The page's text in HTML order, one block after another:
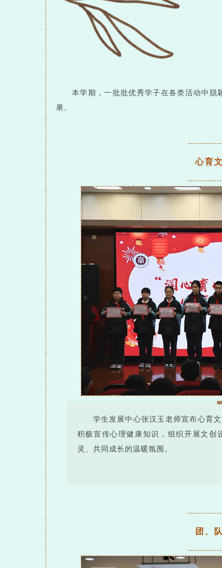
本学期，一批批优秀学子在各类活动中
果。
心育
学生发展中心张汉玉老师宣布心育
积极宣传心理健康知识，组织开展文创
灵、共同成长的温暖氛围。
团、